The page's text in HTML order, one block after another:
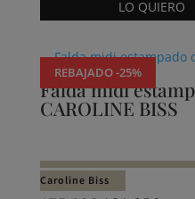
LO QUIERO
REBAJADO -25%
Falda midi
CAROLINE BISS
Caroline Biss